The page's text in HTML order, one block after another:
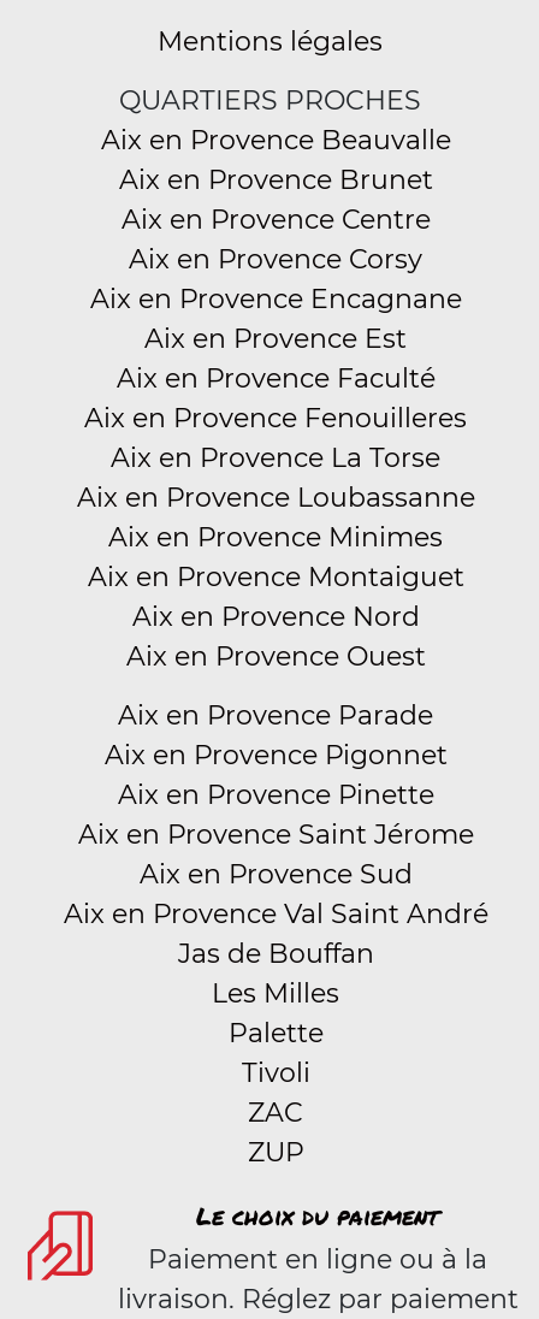
Mentions légales
QUARTIERS PROCHES
Aix en Provence Beauvalle
Aix en Provence Brunet
Aix en Provence Centre
Aix en Provence Corsy
Aix en Provence Encagnane
Aix en Provence Est
Aix en Provence Faculté
Aix en Provence Fenouilleres
Aix en Provence La Torse
Aix en Provence Loubassanne
Aix en Provence Minimes
Aix en Provence Montaiguet
Aix en Provence Nord
Aix en Provence Ouest
Aix en Provence Parade
Aix en Provence Pigonnet
Aix en Provence Pinette
Aix en Provence Saint Jérome
Aix en Provence Sud
Aix en Provence Val Saint André
Jas de Bouffan
Les Milles
Palette
Tivoli
ZAC
ZUP
Le choix du paiement
Paiement en ligne ou à la
livraison. Réglez par paiement